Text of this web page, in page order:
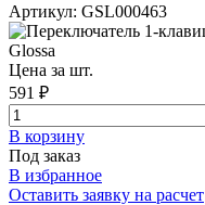
Артикул: GSL000463
Цена за шт.
591 ₽
В корзинy
Под заказ
В избранное
Оставить заявку на расчет